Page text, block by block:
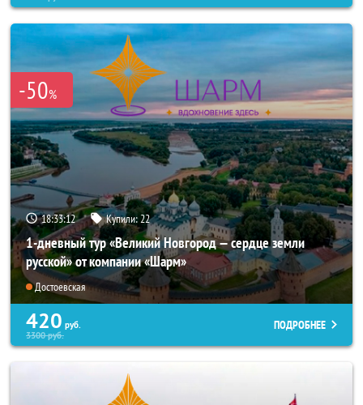
-50%
18:33:10 Купили: 22
1-дневный тур «Великий Новгород — сердце земли
русской» от компании «Шарм»
Достоевская
420 руб.
3300руб.
ПОДРОБНЕЕ